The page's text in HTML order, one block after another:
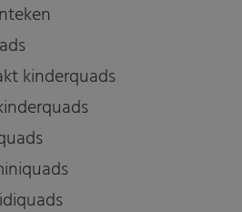
kinderquads